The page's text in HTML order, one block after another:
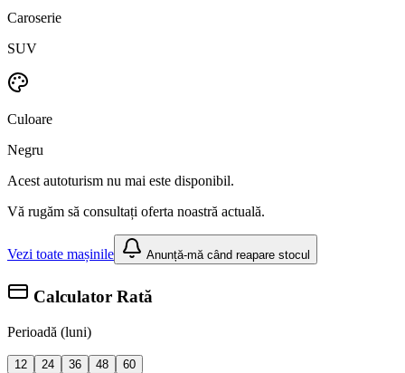
Caroserie
SUV
Culoare
Negru
Acest autoturism nu mai este disponibil.
Vă rugăm să consultați oferta noastră actuală.
Vezi toate mașinile Anunță-mă când reapare stocul
Calculator Rată
Perioadă (luni)
12 24 36 48 60